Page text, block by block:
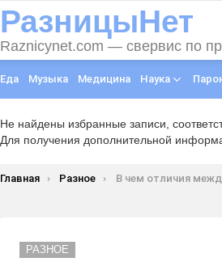
РазницыНет
Raznicynet.com — свервис по
Еда Музыка Медицина Наука
Не найдены избранные записи,
Для получения дополнительной
Вы здесь:
Главная Разное В чем отличия между грачом и
РАЗНОЕ